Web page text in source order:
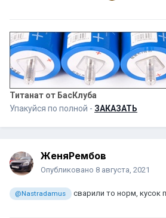
Титанат от БасКлуба
Упакуйся по полной - ЗАКАЗАТЬ
ЖеняРембов
Опубликовано 8 августа, 2021
@Nastradamus сварили то норм,